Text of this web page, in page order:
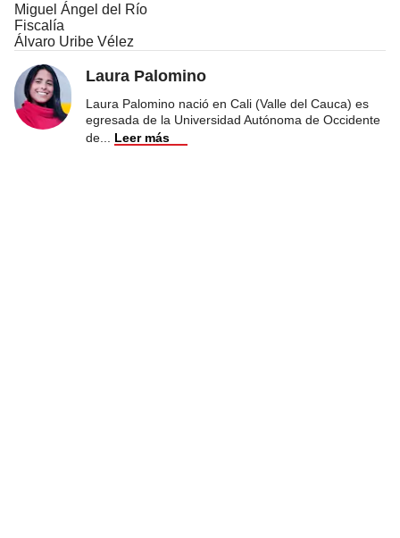
Miguel Ángel del Río
Fiscalía
Álvaro Uribe Vélez
Laura Palomino
Laura Palomino nació en Cali (Valle del Cauca) es
egresada de la Universidad Autónoma de Occidente
de
Leer más